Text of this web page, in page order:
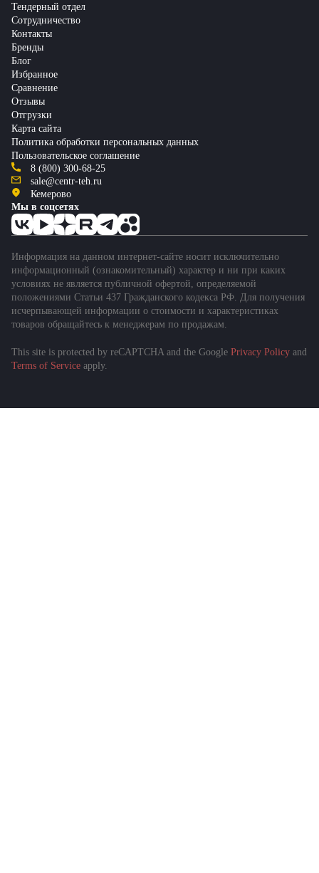
Тендерный отдел
Сотрудничество
Контакты
Бренды
Блог
Избранное
Сравнение
Отзывы
Отгрузки
Карта сайта
Политика обработки персональных данных
Пользовательское соглашение
8 (800) 300-68-25
sale@centr-teh.ru
Кемерово
Мы в соцсетях
Информация на данном интернет-сайте носит исключительно
информационный (ознакомительный) характер и ни при каких
условиях не является публичной офертой, определяемой
положениями Статьи 437 Гражданского кодекса РФ. Для получения
исчерпывающей информации о стоимости и характеристиках
товаров обращайтесь к менеджерам по продажам.
This site is protected by reCAPTCHA and the Google Privacy Policy and
Terms of Service apply.